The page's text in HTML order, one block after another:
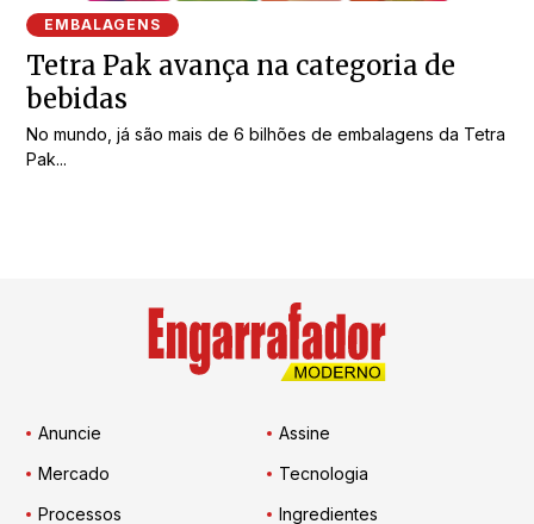
EMBALAGENS
Tetra Pak avança na categoria de
bebidas
No mundo, já são mais de 6 bilhões de embalagens da Tetra
Pak...
Anuncie
Assine
Mercado
Tecnologia
Processos
Ingredientes